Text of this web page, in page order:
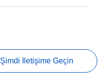
Şimdi Iletişime Geçin